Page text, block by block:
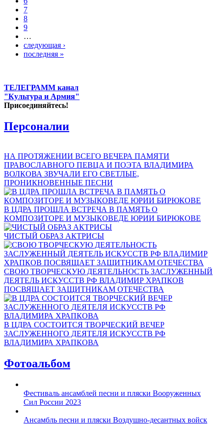
7
8
9
…
следующая ›
последняя »
ТЕЛЕГРАММ канал
"Культура и Армия"
Присоединяйтесь!
Персоналии
НА ПРОТЯЖЕНИИ ВСЕГО ВЕЧЕРА ПАМЯТИ
ПРАВОСЛАВНОГО ПЕВЦА И ПОЭТА ВЛАДИМИРА
ВОЛКОВА ЗВУЧАЛИ ЕГО СВЕТЛЫЕ,
ПРОНИКНОВЕННЫЕ ПЕСНИ
В ЦДРА ПРОШЛА ВСТРЕЧА В ПАМЯТЬ О
КОМПОЗИТОРЕ И МУЗЫКОВЕДЕ ЮРИИ БИРЮКОВЕ
ЧИСТЫЙ ОБРАЗ АКТРИСЫ
СВОЮ ТВОРЧЕСКУЮ ДЕЯТЕЛЬНОСТЬ ЗАСЛУЖЕННЫЙ
ДЕЯТЕЛЬ ИСКУССТВ РФ ВЛАДИМИР ХРАПКОВ
ПОСВЯЩАЕТ ЗАЩИТНИКАМ ОТЕЧЕСТВА
В ЦДРА СОСТОИТСЯ ТВОРЧЕСКИЙ ВЕЧЕР
ЗАСЛУЖЕННОГО ДЕЯТЕЛЯ ИСКУССТВ РФ
ВЛАДИМИРА ХРАПКОВА
Фотоальбом
Фестиваль ансамблей песни и пляски Вооруженных
Сил России 2023
Ансамбль песни и пляски Воздушно-десантных войск